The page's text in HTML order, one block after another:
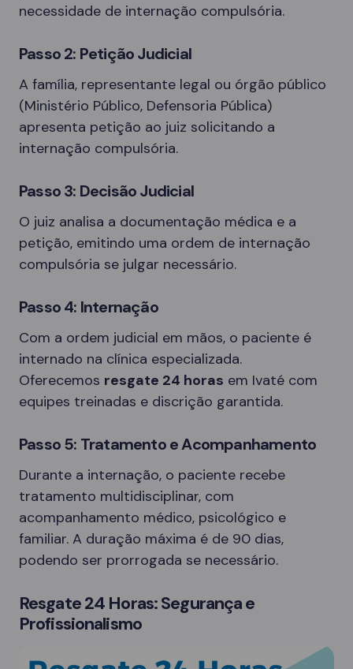
necessidade de internação compulsória.
Passo 2: Petição Judicial
A família, representante legal ou órgão público
(Ministério Público, Defensoria Pública)
apresenta petição ao juiz solicitando a
internação compulsória.
Passo 3: Decisão Judicial
O juiz analisa a documentação médica e a
petição, emitindo uma ordem de internação
compulsória se julgar necessário.
Passo 4: Internação
Com a ordem judicial em mãos, o paciente é
internado na clínica especializada.
Oferecemos resgate 24 horas em Ivaté com
equipes treinadas e discrição garantida.
Passo 5: Tratamento e Acompanhamento
Durante a internação, o paciente recebe
tratamento multidisciplinar, com
acompanhamento médico, psicológico e
familiar. A duração máxima é de 90 dias,
podendo ser prorrogada se necessário.
Resgate 24 Horas: Segurança e
Profissionalismo